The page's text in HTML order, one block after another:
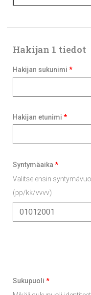
Hakijan 1 tiedot
Hakijan sukunimi *
Hakijan etunimi *
Syntymäaika *
Valitse ensin
(pp/kk/vvvv)
hakija
18v
Sukupuoli *